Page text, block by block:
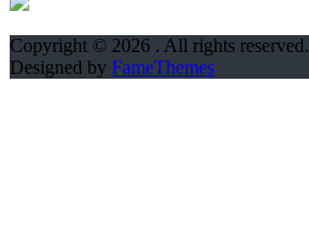
Copyright © 2026 . All rights reserved.
Designed by FameThemes